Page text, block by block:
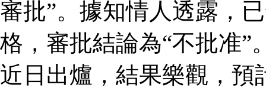
審批”。據知情人透露，
格，審批結論為“不批准”
近日出爐，結果樂觀，